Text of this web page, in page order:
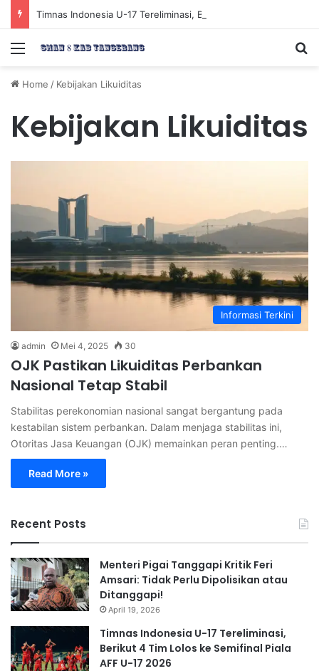
Menu
Home / Kebijakan Likuiditas
Kebijakan Likuiditas
Informasi Terkini
admin Mei 4, 2025 30
OJK Pastikan Likuiditas Perbankan
Nasional Tetap Stabil
Stabilitas perekonomian nasional sangat bergantung pada
kestabilan sistem perbankan. Dalam menjaga stabilitas ini,
Otoritas Jasa Keuangan (OJK) memainkan peran penting.…
Read More »
Recent Posts
Menteri Pigai Tanggapi Kritik Feri
Amsari: Tidak Perlu Dipolisikan atau
Ditanggapi!
April 19, 2026
Timnas Indonesia U-17 Tereliminasi,
Berikut 4 Tim Lolos ke Semifinal Piala
AFF U-17 2026